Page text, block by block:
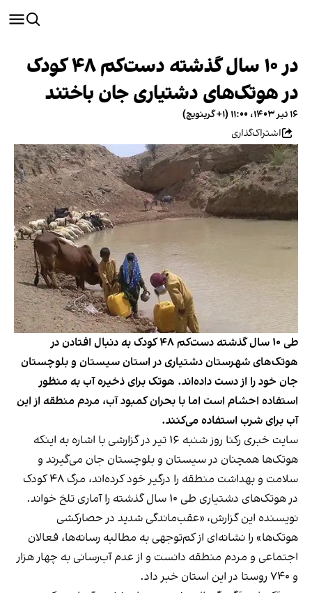
در ۱۰ سال گذشته دست‌کم ۴۸ کودک
در هوتک‌‌های دشتیاری جان باختند
۱۶ تیر ۱۴۰۳، ۱۱:۰۰ (‎+۱ گرینویچ)
اشتراک‌گذاری
طی ۱۰ سال گذشته دست‌کم ۴۸ کودک به دنبال افتادن در
هوتک‌‌های شهرستان دشتیاری در استان سیستان و بلوچستان
جان خود را از دست داده‌اند. هوتک برای ذخیره آب به منظور
استفاده احشام است اما با بحران کمبود آب، مردم منطقه از این
آب برای شرب استفاده می‌کنند.
سایت خبری رکنا روز شنبه ۱۶ تیر در گزارشی با اشاره به اینکه
هوتک‌ها همچنان در سیستان و بلوچستان جان می‌گیرند و
سلامت و بهداشت منطقه را درگیر خود کرده‌اند، مرگ ۴۸ کودک
در هوتک‌های دشتیاری طی ۱۰ سال گذشته را آماری تلخ خواند.
نویسنده این گزارش، «عقب‌ماندگی شدید در حصارکشی
هوتک‌ها» را نشانه‌ای از کم‌توجهی به مطالبه رسانه‌ها، فعالان
اجتماعی و مردم منطقه دانست و از عدم آب‌رسانی به چهار هزار
و ۷۴۰ روستا در این استان خبر داد.